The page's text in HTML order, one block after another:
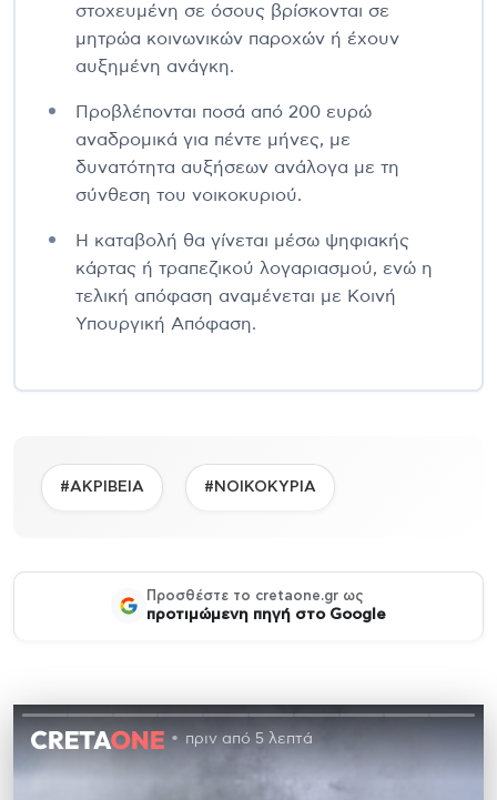
στοχευμένη σε όσους βρίσκονται σε
μητρώα κοινωνικών παροχών ή έχουν
αυξημένη ανάγκη.
Προβλέπονται ποσά από 200 ευρώ
αναδρομικά για πέντε μήνες, με
δυνατότητα αυξήσεων ανάλογα με τη
σύνθεση του νοικοκυριού.
Η καταβολή θα γίνεται μέσω ψηφιακής
κάρτας ή τραπεζικού λογαριασμού, ενώ η
τελική απόφαση αναμένεται με Κοινή
Υπουργική Απόφαση.
#ΑΚΡΙΒΕΙΑ #ΝΟΙΚΟΚΥΡΙΑ
Προσθέστε το cretaone.gr ως
προτιμώμενη πηγή στο Google
πριν από 5 λεπτά